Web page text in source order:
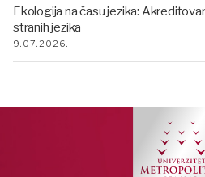
Ekologija na času jezika:
stranih jezika
9.07.2026.